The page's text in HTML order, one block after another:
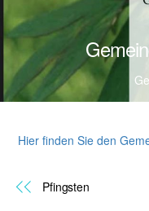
Hier finden Sie den
Pfingsten